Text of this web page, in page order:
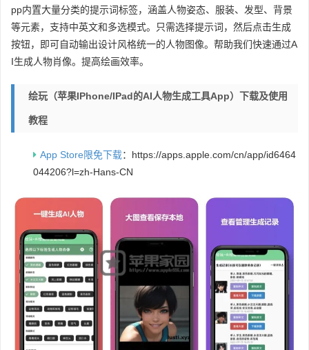
pp内置大量分类的提示词标签，涵盖人物姿态、服装、发型、背景
等元素，支持中英文和多选模式。只需选择提示词，然后点击生成
按钮，即可自动输出设计风格统一的人物图像。帮助我们快速通过A
I生成人物肖像。提高绘画效率。
绘玩（苹果iPhone/iPad的AI人物生成工具app）下载及使用
教程
App Store限免下载：https://apps.apple.com/cn/app/id6464
044206?l=zh-Hans-CN